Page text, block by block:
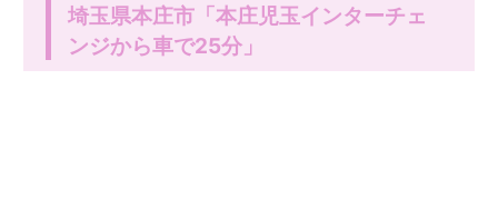
埼玉県本庄市「本庄児玉インターチェ
ンジから車で25分」